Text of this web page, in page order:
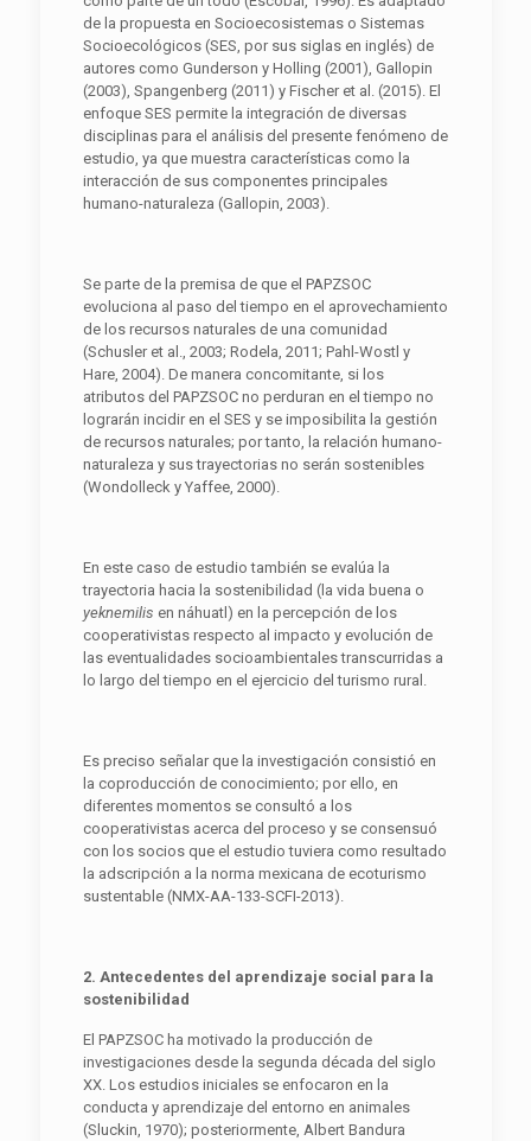
de la propuesta en Socioecosistemas o Sistemas
Socioecológicos (SES, por sus siglas en inglés) de
autores como Gunderson y Holling (2001), Gallopin
(2003), Spangenberg (2011) y Fischer et al. (2015). El
enfoque SES permite la integración de diversas
disciplinas para el análisis del presente fenómeno de
estudio, ya que muestra características como la
interacción de sus componentes principales
humano-naturaleza (Gallopin, 2003).
Se parte de la premisa de que el PAPZSOC
evoluciona al paso del tiempo en el aprovechamiento
de los recursos naturales de una comunidad
(Schusler et al., 2003; Rodela, 2011; Pahl-Wostl y
Hare, 2004). De manera concomitante, si los
atributos del PAPZSOC no perduran en el tiempo no
lograrán incidir en el SES y se imposibilita la gestión
de recursos naturales; por tanto, la relación humano-
naturaleza y sus trayectorias no serán sostenibles
(Wondolleck y Yaffee, 2000).
En este caso de estudio también se evalúa la
trayectoria hacia la sostenibilidad (la vida buena o
yeknemilis en náhuatl) en la percepción de los
cooperativistas respecto al impacto y evolución de
las eventualidades socioambientales transcurridas a
lo largo del tiempo en el ejercicio del turismo rural.
Es preciso señalar que la investigación consistió en
la coproducción de conocimiento; por ello, en
diferentes momentos se consultó a los
cooperativistas acerca del proceso y se consensuó
con los socios que el estudio tuviera como resultado
la adscripción a la norma mexicana de ecoturismo
sustentable (NMX-AA-133-SCFI-2013).
2. Antecedentes del aprendizaje social para la
sostenibilidad
El PAPZSOC ha motivado la producción de
investigaciones desde la segunda década del siglo
XX. Los estudios iniciales se enfocaron en la
conducta y aprendizaje del entorno en animales
(Sluckin, 1970); posteriormente, Albert Bandura